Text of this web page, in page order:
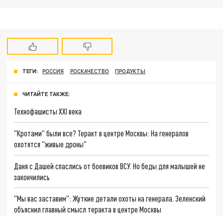
ТЕГИ: РОССИЯ РОСКАЧЕСТВО ПРОДУКТЫ
ЧИТАЙТЕ ТАКЖЕ:
Технофашисты XXI века
"Кротами" были все? Теракт в центре Москвы: На генералов
охотятся "живые дроны"
Даня с Дашей спаслись от боевиков ВСУ. Но беды для малышей не
закончились
"Мы вас заставим": Жуткие детали охоты на генерала. Зеленский
объяснил главный смысл теракта в центре Москвы